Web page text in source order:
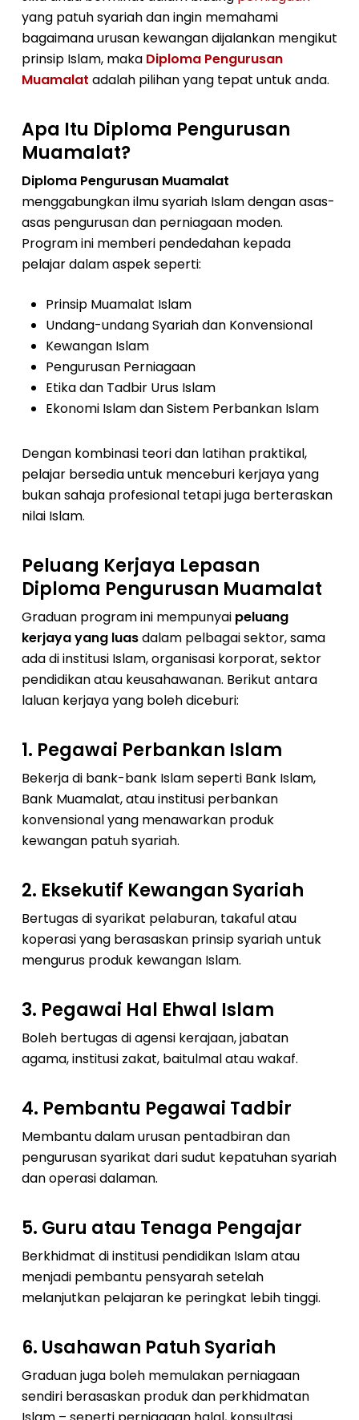
yang patuh syariah dan ingin memahami
bagaimana urusan kewangan dijalankan mengikut
prinsip Islam, maka Diploma Pengurusan
Muamalat adalah pilihan yang tepat untuk anda.
Apa Itu Diploma Pengurusan
Muamalat?
Diploma Pengurusan Muamalat
menggabungkan ilmu syariah Islam dengan asas-
asas pengurusan dan perniagaan moden.
Program ini memberi pendedahan kepada
pelajar dalam aspek seperti:
Prinsip Muamalat Islam
Undang-undang Syariah dan Konvensional
Kewangan Islam
Pengurusan Perniagaan
Etika dan Tadbir Urus Islam
Ekonomi Islam dan Sistem Perbankan Islam
Dengan kombinasi teori dan latihan praktikal,
pelajar bersedia untuk menceburi kerjaya yang
bukan sahaja profesional tetapi juga berteraskan
nilai Islam.
Peluang Kerjaya Lepasan
Diploma Pengurusan Muamalat
Graduan program ini mempunyai peluang
kerjaya yang luasdalam pelbagai sektor, sama
ada di institusi Islam, organisasi korporat, sektor
pendidikan atau keusahawanan. Berikut antara
laluan kerjaya yang boleh diceburi:
1. Pegawai Perbankan Islam
Bekerja di bank-bank Islam seperti Bank Islam,
Bank Muamalat, atau institusi perbankan
konvensional yang menawarkan produk
kewangan patuh syariah.
2. Eksekutif Kewangan Syariah
Bertugas di syarikat pelaburan, takaful atau
koperasi yang berasaskan prinsip syariah untuk
mengurus produk kewangan Islam.
3. Pegawai Hal Ehwal Islam
Boleh bertugas di agensi kerajaan, jabatan
agama, institusi zakat, baitulmal atau wakaf.
4. Pembantu Pegawai Tadbir
Membantu dalam urusan pentadbiran dan
pengurusan syarikat dari sudut kepatuhan syariah
dan operasi dalaman.
5. Guru atau Tenaga Pengajar
Berkhidmat di institusi pendidikan Islam atau
menjadi pembantu pensyarah setelah
melanjutkan pelajaran ke peringkat lebih tinggi.
6. Usahawan Patuh Syariah
Graduan juga boleh memulakan perniagaan
sendiri berasaskan produk dan perkhidmatan